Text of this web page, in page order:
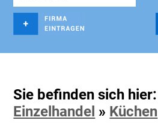
Sie befinden sich hier:
Einzelhandel » Küchen